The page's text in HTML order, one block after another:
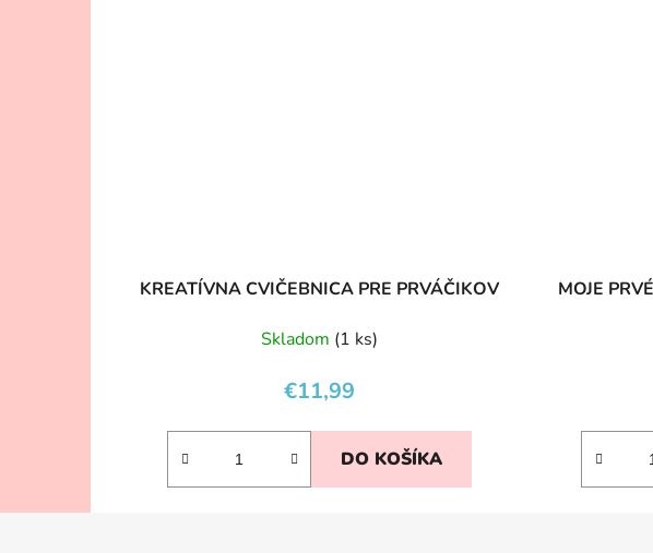
KREATÍVNA CVIČEBNICA PRE PRVÁČIKOV
Skladom (1 ks)
€11,99
DO KOŠÍKA
MOJE